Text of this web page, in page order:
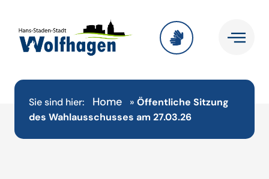
Sie sind hier: Home » Öffentliche Sitzung
des Wahlausschusses am 27.03.26